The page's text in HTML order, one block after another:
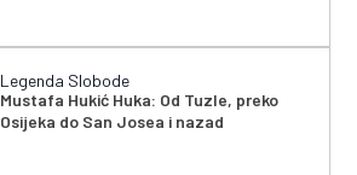
Legenda Slobode
Mustafa Hukić Huka: Od Tuzle, preko
Osijeka do San Josea i nazad